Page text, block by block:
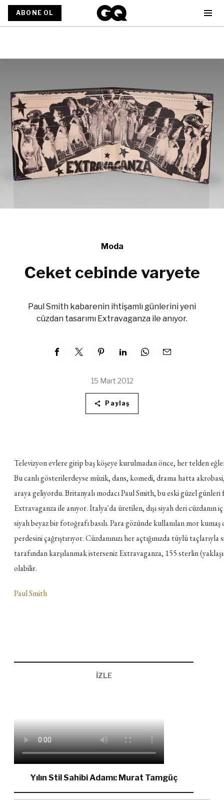
ABONE OL
Moda
Ceket cebinde varyete
Paul Smith kabarenin ihtişamlı günlerini yeni
cüzdan tasarımı Extravaganza ile anıyor.
15 Mart 2012
Paylaş
Televizyon evlere girip baş köşeye kurulmadan önce, her telden
Bu canlı gösterilerdeyse müzik, dans, komedi, drama hatta akrobasi,
araya geliyordu. Britanyalı modacı Paul Smith, bu eski güzel günleri
Extravaganza ile anıyor. İtalya'da üretilen, dışı siyah deri cüzdanın
siyah beyaz bir fotoğrafı basılı. Para gözünde kullanılan mor
perdesini çağrıştırıyor. Cüzdanınızı her açtığınızda tüylü taçlarıyla
tarafından karşılanmak isterseniz Extravaganza, 155 sterlin
olabilir.
Paul Smith
İZLE
Yılın Stil Sahibi Adamı: Murat Tamgüç